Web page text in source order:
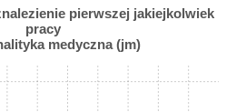
pierwszej jakiejkolwiek
pracy
medyczna (jm)